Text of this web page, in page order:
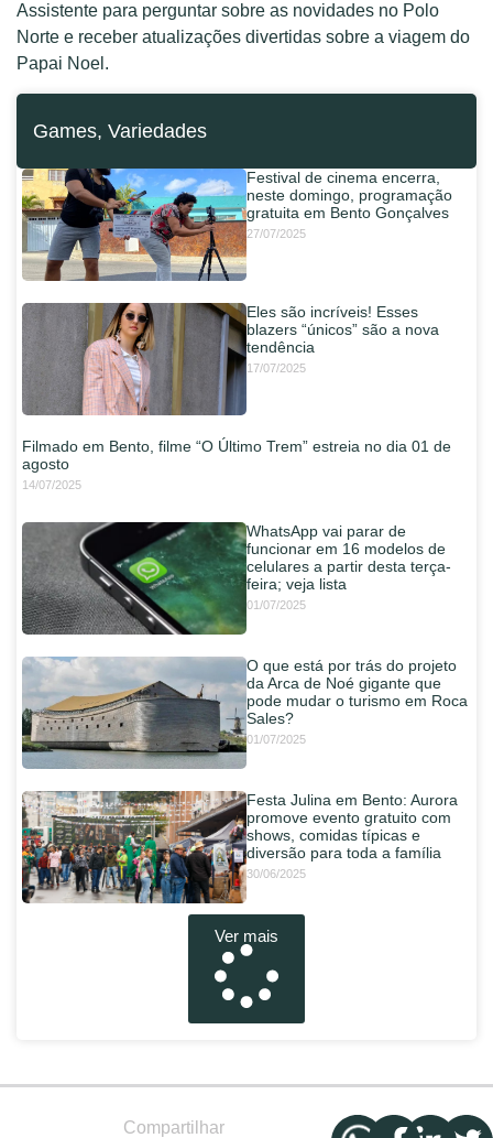
Assistente para perguntar sobre as novidades no Polo
Norte e receber atualizações divertidas sobre a viagem do
Papai Noel.
Games, Variedades
Festival de cinema encerra,
neste domingo, programação
gratuita em Bento Gonçalves
27/07/2025
Eles são incríveis! Esses
blazers “únicos” são a nova
tendência
17/07/2025
Filmado em Bento, filme “O Último Trem” estreia no dia 01 de
agosto
14/07/2025
WhatsApp vai parar de
funcionar em 16 modelos de
celulares a partir desta terça-
feira; veja lista
01/07/2025
O que está por trás do projeto
da Arca de Noé gigante que
pode mudar o turismo em Roca
Sales?
01/07/2025
Festa Julina em Bento: Aurora
promove evento gratuito com
shows, comidas típicas e
diversão para toda a família
30/06/2025
Ver mais
Compartilhar